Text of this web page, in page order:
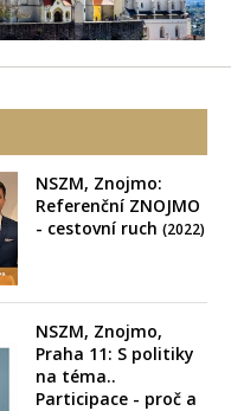
NSZM, Znojmo:
Referenční ZNOJMO
- cestovní ruch(2022)
NSZM, Znojmo,
Praha 11: S politiky
na téma..
Participace - proč a